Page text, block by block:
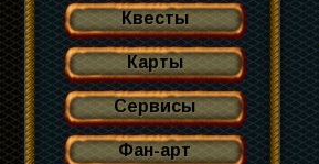
Квесты
Карты
Сервисы
Фан-арт